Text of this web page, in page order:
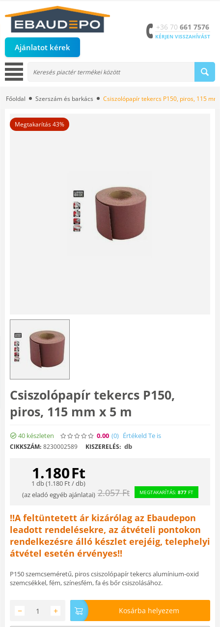
Ajánlatot kérek
+36 70 661 7576
KÉRJEN VISSZAHÍVÁST
Főoldal Szerszám és barkács Csiszolópapír tekercs P150, piros, 115
Megtakarítás 43%
Csiszolópapír tekercs P150,
piros, 115 mm x 5 m
40 készleten 0.00 (0) Értékeld Te is
CIKKSZÁM: 8230002589 KISZERELÉS: db
1.180Ft
1 db (1.180 Ft/ db)
(az eladó egyéb ajánlatai) 2.057 Ft MEGTAKARÍTÁS: 877FT
!!A feltüntetett ár kizárólag az Ebaudepon
leadott rendelésekre, az átvételi pontokon
rendelkezésre álló készlet erejéig, telephelyi
átvétel esetén érvényes!!
P150 szemcseméretű, piros csiszolópapír tekercs alumínium-oxid
szemcsékkel, fém, színesfém, fa és bőr csiszolásához.
+
− Kosárba helyezem